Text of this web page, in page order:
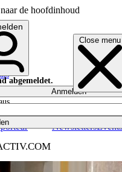
de hoofdinhoud
Close menu
NewslettersEvents
abgemeldet.
Anmelden